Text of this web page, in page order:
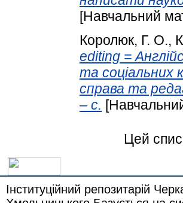
[Навчальний
Королюк, Г. О.,
editing =
та соціальних
справа та
– с.
Цей
Інституційний репозитарій